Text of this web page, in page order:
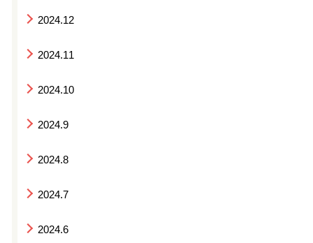
2024.12
2024.11
2024.10
2024.9
2024.8
2024.7
2024.6